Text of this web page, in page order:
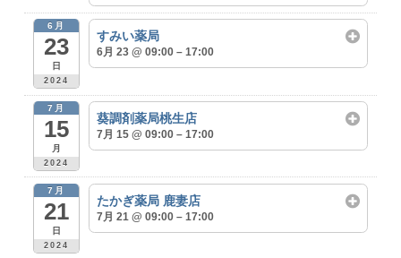
6月
23
日
2024
すみい薬局
6月 23 @ 09:00 – 17:00
7月
15
月
2024
葵調剤薬局桃生店
7月 15 @ 09:00 – 17:00
7月
21
日
2024
たかぎ薬局 鹿妻店
7月 21 @ 09:00 – 17:00